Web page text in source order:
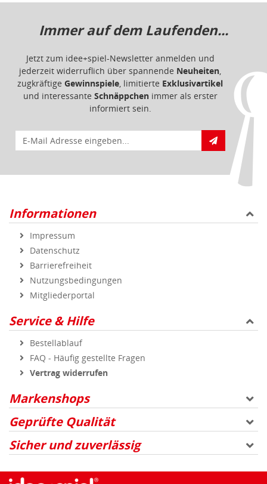
Immer auf dem Laufenden...
Jetzt zum idee+spiel-Newsletter anmelden und
jederzeit widerruflich über spannende Neuheiten,
zugkräftige Gewinnspiele, limitierte Exklusivartikel
und interessante Schnäppchenimmer als erster
informiert sein.
E-Mail für Newsletteranmeldung
Informationen
Impressum
Datenschutz
Barrierefreiheit
Nutzungsbedingungen
Mitgliederportal
Service & Hilfe
Bestellablauf
FAQ - Häufig gestellte Fragen
Vertrag widerrufen
Markenshops
Geprüfte Qualität
Sicher und zuverlässig